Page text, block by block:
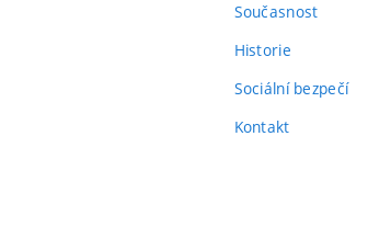
Současnost
Historie
Sociální bezpečí
Kontakt